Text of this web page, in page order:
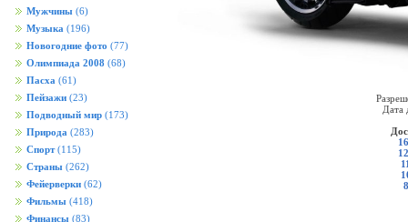
Мужчины (6)
Музыка (196)
Новогодние фото (77)
Олимпиада 2008 (68)
Пасха (61)
Пейзажи (23)
Подводный мир (173)
Природа (283)
Спорт (115)
Страны (262)
Фейерверки (62)
Фильмы (418)
Финансы (83)
Дата